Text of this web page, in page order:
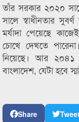
তাঁর সরকার ২০২০
সালে স্বাধীনতার
মর্যাদা পেয়েছে
চোখে দেখতে
নিয়েছে। আর ২০৪১
বাংলাদেশ, যেটা হবে
Share